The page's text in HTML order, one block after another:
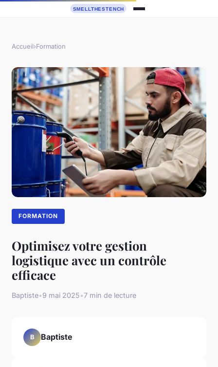
Accueil›Formation
FORMATION
Optimisez votre gestion
logistique avec un contrôle
efficace
Baptiste•9 mai 2025•7 min de lecture
B Baptiste